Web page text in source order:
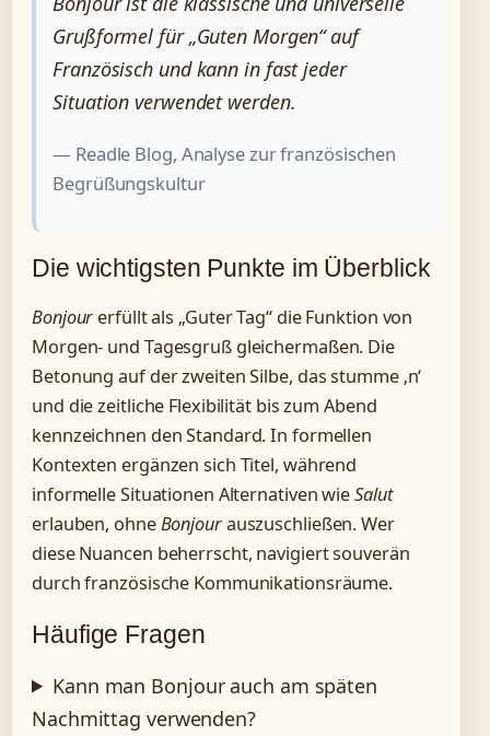
Grußformel für „Guten Morgen“ auf
Französisch und kann in fast jeder
Situation verwendet werden.
— Readle Blog, Analyse zur französischen
Begrüßungskultur
Die wichtigsten Punkte im Überblick
Bonjour erfüllt als „Guter Tag“ die Funktion von
Morgen- und Tagesgruß gleichermaßen. Die
Betonung auf der zweiten Silbe, das stumme ‚n‘
und die zeitliche Flexibilität bis zum Abend
kennzeichnen den Standard. In formellen
Kontexten ergänzen sich Titel, während
informelle Situationen Alternativen wieSalut
erlauben, ohneBonjourauszuschließen. Wer
diese Nuancen beherrscht, navigiert souverän
durch französische Kommunikationsräume.
Häufige Fragen
Kann man Bonjour auch am späten
Nachmittag verwenden?